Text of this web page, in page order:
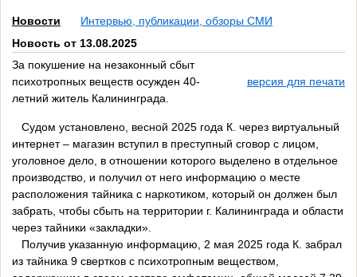
Новости
Интервью, публикации, обзоры СМИ
Новость от 13.08.2025
За покушение на незаконный сбыт
психотропных веществ осужден 40-
летний житель Калининграда.
версия для печати
Судом установлено, весной 2025 года К. через виртуальный
интернет – магазин вступил в преступный сговор с лицом,
уголовное дело, в отношении которого выделено в отдельное
производство, и получил от него информацию о месте
расположения тайника с наркотиком, который он должен был
забрать, чтобы сбыть на территории г. Калининграда и области
через тайники «закладки».
Получив указанную информацию, 2 мая 2025 года К. забрал
из тайника 9 свертков с психотропным веществом,